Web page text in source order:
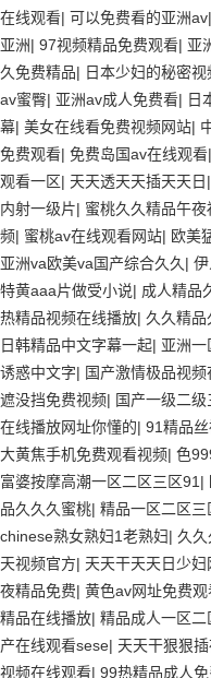
在线观看| 可以免费看的亚洲av|
亚洲| 97视频精品免费观看| 亚
久免费精品| 日本少妇的秘密视
av蜜臀| 亚洲av成人免费看| 日
幕| 美女在线看免费视频网站|
免费观看| 免费岛国av在线观看|
观看一区| 天天透天天插天天日 |
内射一级片| 蜜桃久久精品午
频| 蜜桃av在线观看网站| 欧美
亚洲va欧美va国产综合久久 |
特黄aaa片做受小说| 成人精品
热精品视频在线播放| 久久精品
日韩精品中文字幕一起| 亚洲
诱惑中文字| 国产激情极品视频
遮没挡免费视频| 国产一级二
在线播放网址你懂的| 91精品丝
大黄焦手机免费观看视频| 色
富婆按摩高潮一区二区三区91 |
品久久久蜜桃| 精品一区二区三
chinese熟女熟妇1老熟妇| 久久
天视频官方| 天天干天天日少妇
夜精品免费| 黄色av网址免费观
精品在线播放| 精品成人一区
产在线观看sese| 天天干狠狠
视频在线观看| 99热精品成人